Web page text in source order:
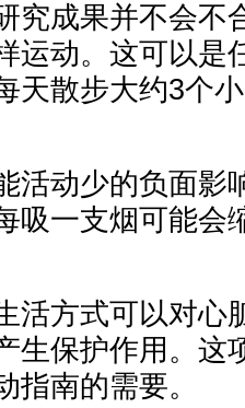
究成果并不会不
运动。这可以是
天散步大约3个
活动少的负面影
吸一支烟可能会
活方式可以对心
生保护作用。这
指南的需要。